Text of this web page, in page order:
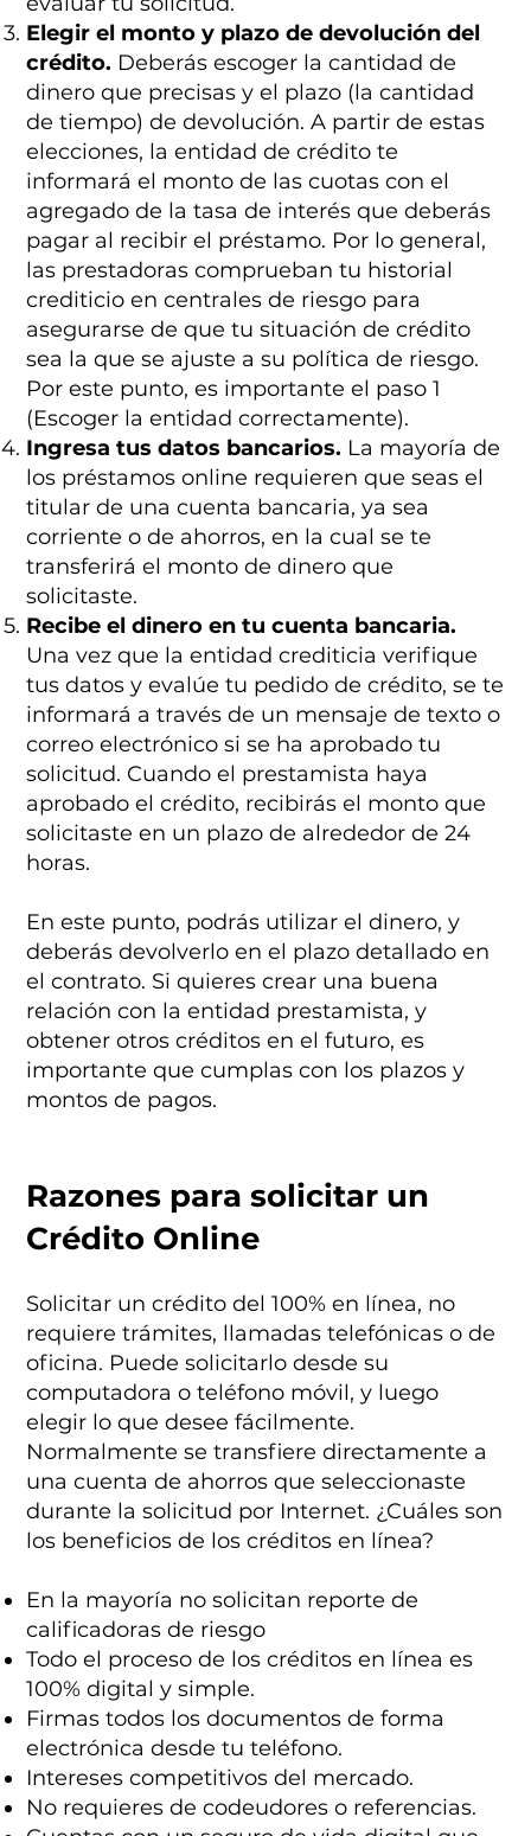
Elegir el monto y plazo de devolución del
crédito. Deberás escoger la cantidad de
dinero que precisas y el plazo (la cantidad
de tiempo) de devolución. A partir de estas
elecciones, la entidad de crédito te
informará el monto de las cuotas con el
agregado de la tasa de interés que deberás
pagar al recibir el préstamo. Por lo general,
las prestadoras comprueban tu historial
crediticio en centrales de riesgo para
asegurarse de que tu situación de crédito
sea la que se ajuste a su política de riesgo.
Por este punto, es importante el paso 1
(Escoger la entidad correctamente).
Ingresa tus datos bancarios. La mayoría de
los préstamos online requieren que seas el
titular de una cuenta bancaria, ya sea
corriente o de ahorros, en la cual se te
transferirá el monto de dinero que
solicitaste.
Recibe el dinero en tu cuenta bancaria.
Una vez que la entidad crediticia verifique
tus datos y evalúe tu pedido de crédito, se te
informará a través de un mensaje de texto o
correo electrónico si se ha aprobado tu
solicitud. Cuando el prestamista haya
aprobado el crédito, recibirás el monto que
solicitaste en un plazo de alrededor de 24
horas.
En este punto, podrás utilizar el dinero, y
deberás devolverlo en el plazo detallado en
el contrato. Si quieres crear una buena
relación con la entidad prestamista, y
obtener otros créditos en el futuro, es
importante que cumplas con los plazos y
montos de pagos.
Razones para solicitar un
Crédito Online
Solicitar un crédito del 100% en línea, no
requiere trámites, llamadas telefónicas o de
oficina. Puede solicitarlo desde su
computadora o teléfono móvil, y luego
elegir lo que desee fácilmente.
Normalmente se transfiere directamente a
una cuenta de ahorros que seleccionaste
durante la solicitud por Internet. ¿Cuáles son
los beneficios de los créditos en línea?
En la mayoría no solicitan reporte de
calificadoras de riesgo
Todo el proceso de los créditos en línea es
100% digital y simple.
Firmas todos los documentos de forma
electrónica desde tu teléfono.
Intereses competitivos del mercado.
No requieres de codeudores o referencias.